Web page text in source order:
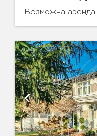
Возможна аренда